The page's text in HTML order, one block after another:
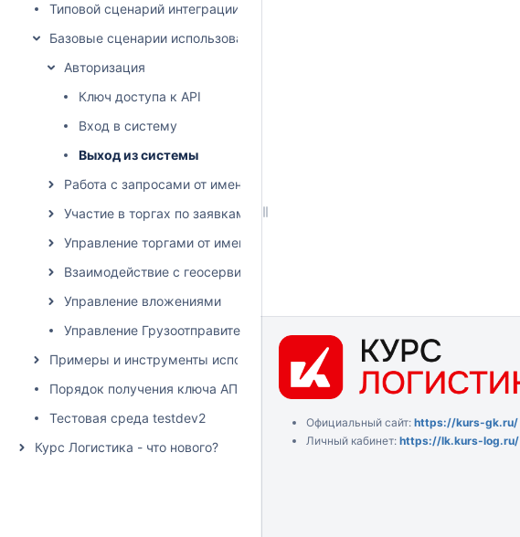
Типовой сценарий интеграции
Базовые сценарии использования
Авторизация
Ключ доступа к API
Вход в систему
Выход из системы
Работа с запросами от имени грузовладельца
Участие в торгах по заявкам от имени грузоперевозчика
Управление торгами от имени грузовладельца
Взаимодействие с геосервисами
Управление вложениями
Управление Грузоотправителями и Грузополучателями
Примеры и инструменты использования API
Порядок получения ключа АПИ
Тестовая среда testdev2
Курс Логистика - что нового?
Официальный сайт: https://kurs-gk.ru/
Личный кабинет: https://lk.kurs-log.ru/